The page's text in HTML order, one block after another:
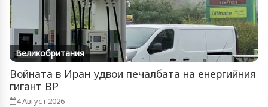
Великобритания
Войната в Иран удвои печалбата на енергийния
гигант BP
4 Август 2026